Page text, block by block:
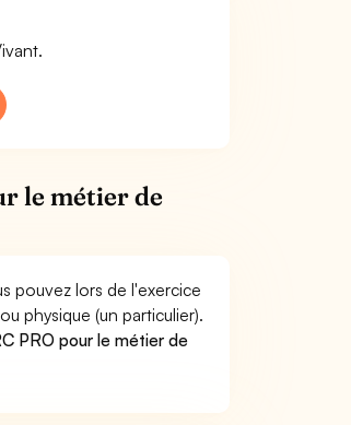
le métier de
pouvez lors de l'exercice
physique (un particulier).
PRO pour le métier de